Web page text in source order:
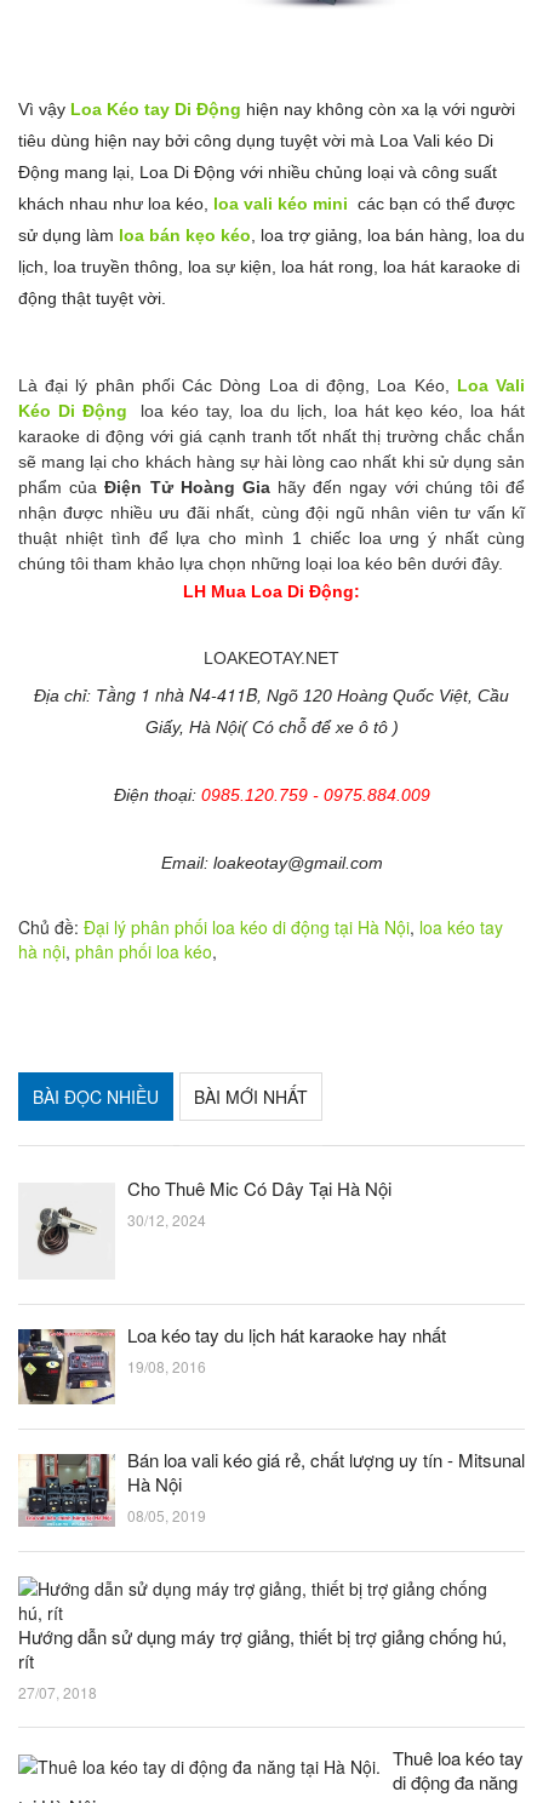
Vì vậy Loa Kéo tay Di Động hiện nay không còn xa lạ với người
tiêu dùng hiện nay bởi công dụng tuyệt vời mà Loa Vali kéo Di
Động mang lại, Loa Di Động với nhiều chủng loại và công suất
khách nhau như loa kéo, loa vali kéo mini các bạn có thể được
sử dụng làm loa bán kẹo kéo , loa trợ giảng, loa bán hàng, loa du
lịch, loa truyền thông, loa sự kiện, loa hát rong, loa hát karaoke di
động thật tuyệt vời.
Là đại lý phân phối Các Dòng Loa di động, Loa Kéo,
Loa Vali
Kéo Di Động loa kéo tay, loa du lịch, loa hát kẹo kéo, loa hát
karaoke di động với giá cạnh tranh tốt nhất thị trường chắc chắn
sẽ mang lại cho khách hàng sự hài lòng cao nhất khi sử dụng sản
phẩm củaĐiện Tử Hoàng Giahãy đến ngay với chúng tôi để
nhận được nhiều ưu đãi nhất, cùng đội ngũ nhân viên tư vấn kĩ
thuật nhiệt tình để lựa cho mình 1 chiếc loa ưng ý nhất cùng
chúng tôi tham khảo lựa chọn những loại loa kéo bên dưới đây.
LH Mua Loa Di Động:
LOAKEOTAY.NET
Địa chỉ: Tầng 1 nhà N4-411B, Ngõ 120 Hoàng Quốc Việt, Cầu
Giấy, Hà Nội( Có chỗ để xe ô tô )
Điện thoại: 0985.120.759 - 0975.884.009
Email: loakeotay@gmail.com
Chủ đề: Đại lý phân phối loa kéo di động tại Hà Nội, loa kéo tay
hà nội, phân phối loa kéo,
BÀI ĐỌC NHIỀU BÀI MỚI NHẤT
Cho Thuê Mic Có Dây Tại Hà Nội
30/12, 2024
Loa kéo tay du lịch hát karaoke hay nhất
19/08, 2016
Bán loa vali kéo giá rẻ, chất lượng uy tín - Mitsunal
Hà Nội
08/05, 2019
Hướng dẫn sử dụng máy trợ giảng, thiết bị trợ giảng chống hú,
rít
27/07, 2018
Thuê loa kéo tay
di động đa năng